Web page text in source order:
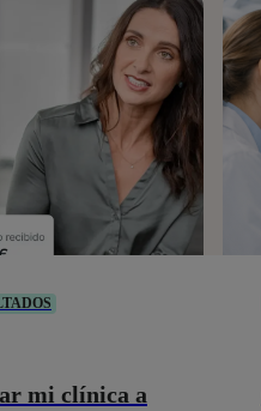
mi clínica a